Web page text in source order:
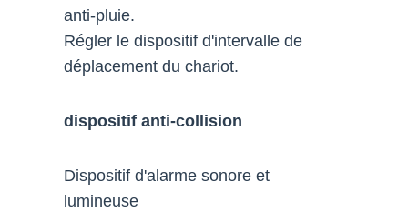
anti-pluie.
Régler le dispositif d'intervalle de
déplacement du chariot.
dispositif anti-collision
Dispositif d'alarme sonore et
lumineuse